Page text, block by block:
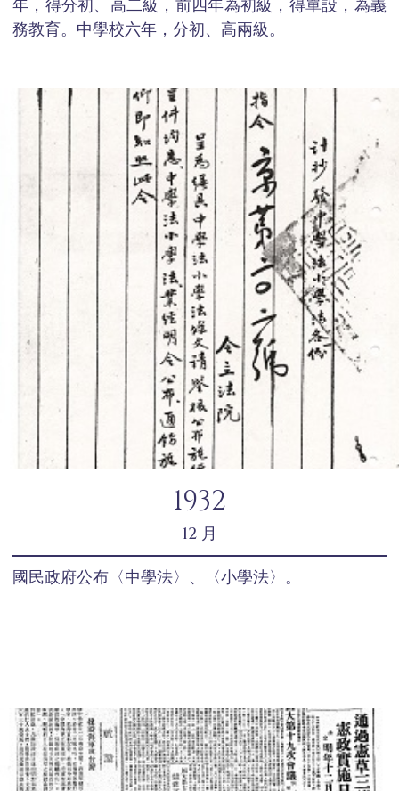
年，得分初、高二級，前四年為初級，得單設，為義
務教育。中學校六年，分初、高兩級。
1932
12 月
國民政府公布〈中學法〉、〈小學法〉。